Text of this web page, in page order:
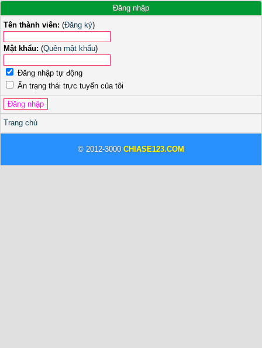
Đăng nhập
Tên thành viên: (Đăng ký)
Mật khẩu: (Quên mật khẩu)
Đăng nhập tự động
Ẩn trạng thái trực tuyến của tôi
Trang chủ
© 2012-3000 CHIASE123.COM